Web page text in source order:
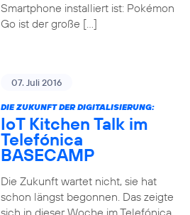
Smartphone installiert ist: Pokémon
Go ist der große […]
07. Juli 2016
DIE ZUKUNFT DER DIGITALISIERUNG:
IoT Kitchen Talk im
Telefónica
BASECAMP
Die Zukunft wartet nicht, sie hat
schon längst begonnen. Das zeigte
sich in dieser Woche im Telefónica